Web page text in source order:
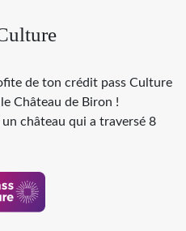
de ton crédit pass Culture
Château de Biron !
château qui a traversé 8